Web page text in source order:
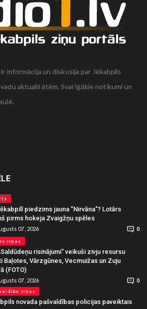
informācija un diskusija par Jēkabpils
aktualitātēm. Svarīgākie notikumi un
piedzims jauna "Nirvāna"? Lotārs
pirms hokeja Zvaigžņu spēles
07 , 2026 0
ziņas
risinājumi” veikuši zivju resursu
Baļotes, Vārzgūnes, Vecmuižas un Zuju
(FOTO)
07 , 2026 0
ziņas
novada pašvaldības policijas paveiktais